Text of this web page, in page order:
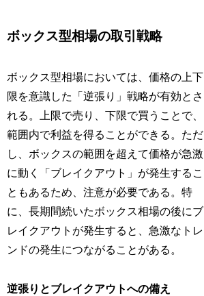
ボックス型相場の取引戦略
ボックス型相場においては、価格の上下
限を意識した「逆張り」戦略が有効とさ
れる。上限で売り、下限で買うことで、
範囲内で利益を得ることができる。ただ
し、ボックスの範囲を超えて価格が急激
に動く「ブレイクアウト」が発生するこ
ともあるため、注意が必要である。特
に、長期間続いたボックス相場の後にブ
レイクアウトが発生すると、急激なトレ
ンドの発生につながることがある。
逆張りとブレイクアウトへの備え